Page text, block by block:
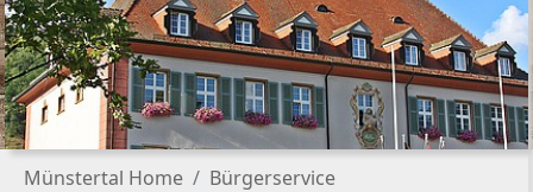
Sie sind hier:
Münstertal Home
Bürgerservice